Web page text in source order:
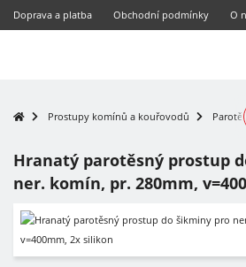
Doprava a platba Obchodní podmínky O
Prostupy komínů a kouřovodů
Hranatý parotěsný prostup
ner. komín, pr. 280mm,